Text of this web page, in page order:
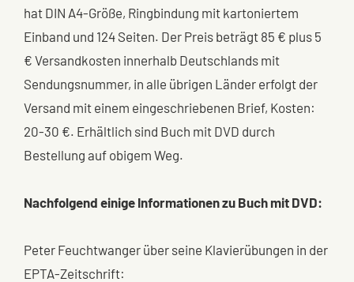
hat DIN A4-Größe, Ringbindung mit kartoniertem
Einband und 124 Seiten. Der Preis beträgt 85 € plus 5
€ Versandkosten innerhalb Deutschlands mit
Sendungsnummer, in alle übrigen Länder erfolgt der
Versand mit einem eingeschriebenen Brief, Kosten:
20-30 €. Erhältlich sind Buch mit DVD durch
Bestellung auf obigem Weg.
Nachfolgend einige Informationen zu Buch mit DVD:
Peter Feuchtwanger über seine Klavierübungen in der
EPTA-Zeitschrift: